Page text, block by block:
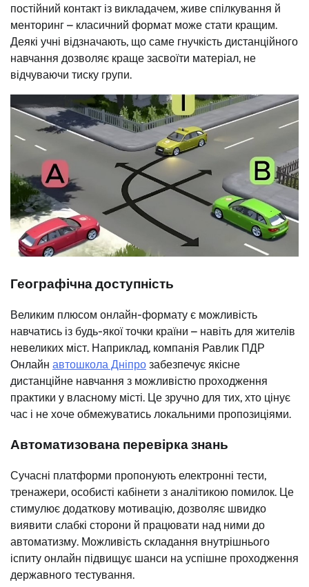
постійний контакт із викладачем, живе спілкування й
менторинг – класичний формат може стати кращим.
Деякі учні відзначають, що саме гнучкість дистанційного
навчання дозволяє краще засвоїти матеріал, не
відчуваючи тиску групи.
Географічна доступність
Великим плюсом онлайн-формату є можливість
навчатись із будь-якої точки країни – навіть для жителів
невеликих міст. Наприклад, компанія Равлик ПДР
Онлайн автошкола Дніпро забезпечує якісне
дистанційне навчання з можливістю проходження
практики у власному місті. Це зручно для тих, хто цінує
час і не хоче обмежуватись локальними пропозиціями.
Автоматизована перевірка знань
Сучасні платформи пропонують електронні тести,
тренажери, особисті кабінети з аналітикою помилок. Це
стимулює додаткову мотивацію, дозволяє швидко
виявити слабкі сторони й працювати над ними до
автоматизму. Можливість складання внутрішнього
іспиту онлайн підвищує шанси на успішне проходження
державного тестування.